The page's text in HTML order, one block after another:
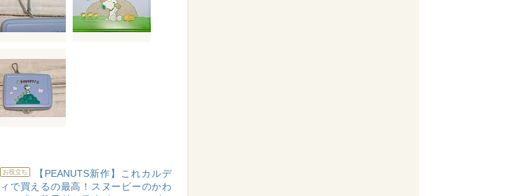
お役立ち
【PEANUTS新作】これカルデ
ィで買えるの最高！スヌーピーのかわ